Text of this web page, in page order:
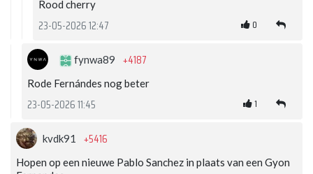
Rood cherry
23-05-2026 12:47 0
fynwa89 +4187
Rode Fernándes nog beter
23-05-2026 11:45 1
kvdk91 +5416
Hopen op een nieuwe Pablo Sanchez in plaats van een Gyon